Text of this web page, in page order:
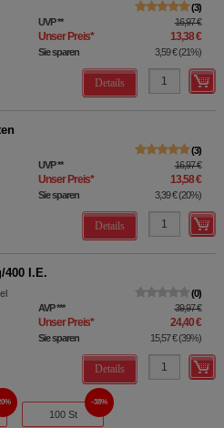
3
UVP** 16,97 €
Unser Preis* 13,38 €
Sie sparen 3,59 €(21%)
Details
3
UVP** 16,97 €
Unser Preis* 13,58 €
Sie sparen 3,39 €(20%)
Details
400 I.E.
0
AVP*** 39,97 €
Unser Preis* 24,40 €
Sie sparen 15,57 €(39%)
Details
100 St
38%